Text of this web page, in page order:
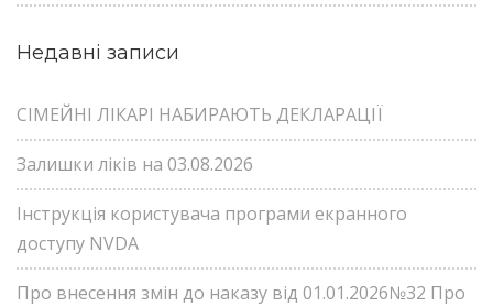
Недавні записи
СІМЕЙНІ ЛІКАРІ НАБИРАЮТЬ ДЕКЛАРАЦІЇ
Залишки ліків на 03.08.2026
Інструкція користувача програми екранного
доступу NVDA
Про внесення змін до наказу від 01.01.2026№32 Про